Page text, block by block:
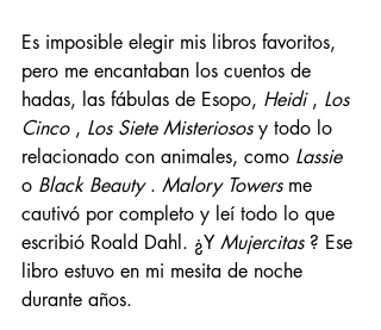
Es imposible elegir mis libros favoritos,
pero me encantaban los cuentos de
hadas, las fábulas de Esopo, Heidi , Los
Cinco , Los Siete Misteriosos y todo lo
relacionado con animales, como Lassie
o Black Beauty . Malory Towers me
cautivó por completo y leí todo lo que
escribió Roald Dahl. ¿Y Mujercitas ? Ese
libro estuvo en mi mesita de noche
durante años.